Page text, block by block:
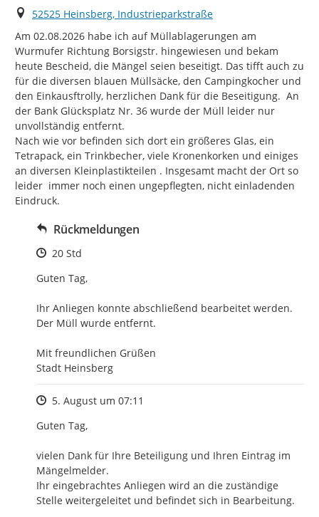
Ort
52525 Heinsberg, Industrieparkstraße
Am 02.08.2026 habe ich auf Müllablagerungen am
Wurmufer Richtung Borsigstr. hingewiesen und bekam
heute Bescheid, die Mängel seien beseitigt. Das tifft auch zu
für die diversen blauen Müllsäcke, den Campingkocher und
den Einkausftrolly, herzlichen Dank für die Beseitigung.  An
der Bank Glücksplatz Nr. 36 wurde der Müll leider nur
unvollständig entfernt.
Nach wie vor befinden sich dort ein größeres Glas, ein
Tetrapack, ein Trinkbecher, viele Kronenkorken und einiges
an diversen Kleinplastikteilen . Insgesamt macht der Ort so
leider  immer noch einen ungepflegten, nicht einladenden
Eindruck.
Rückmeldungen
Zeitpunkt des Erstellens
20 Std
Guten Tag,
Ihr Anliegen konnte abschließend bearbeitet werden.
Der Müll wurde entfernt.
Mit freundlichen Grüßen
Stadt Heinsberg
Zeitpunkt des Erstellens
5. August um 07:11
Guten Tag,
vielen Dank für Ihre Beteiligung und Ihren Eintrag im
Mängelmelder.
Ihr eingebrachtes Anliegen wird an die zuständige
Stelle weitergeleitet und befindet sich in Bearbeitung.